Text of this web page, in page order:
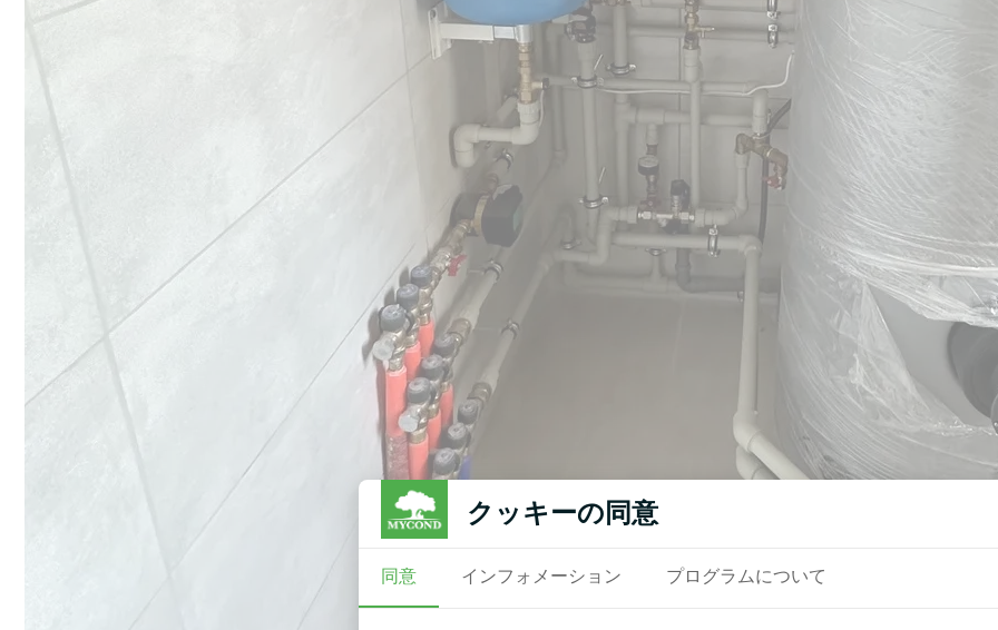
クッキーの同意
同意 インフォメーション プログラムについて